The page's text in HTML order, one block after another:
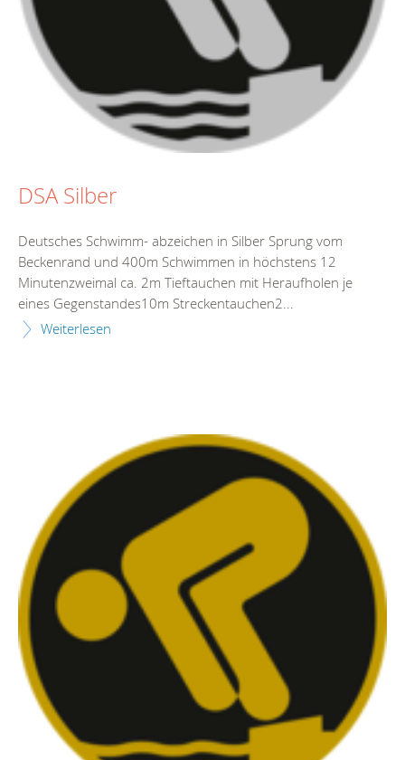
DSA Silber
Deutsches Schwimm- abzeichen in Silber Sprung vom
Beckenrand und 400m Schwimmen in höchstens 12
Minutenzweimal ca. 2m Tieftauchen mit Heraufholen je
eines Gegenstandes10m Streckentauchen2...
Weiterlesen